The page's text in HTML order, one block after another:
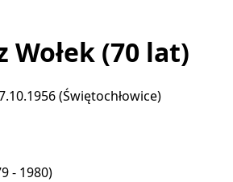
Wołek (70 lat)
(Świętochłowice)
- 1980)